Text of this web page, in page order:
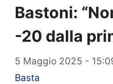
Bastoni:
-20 dalla
5 Maggio 2025 -
Basta